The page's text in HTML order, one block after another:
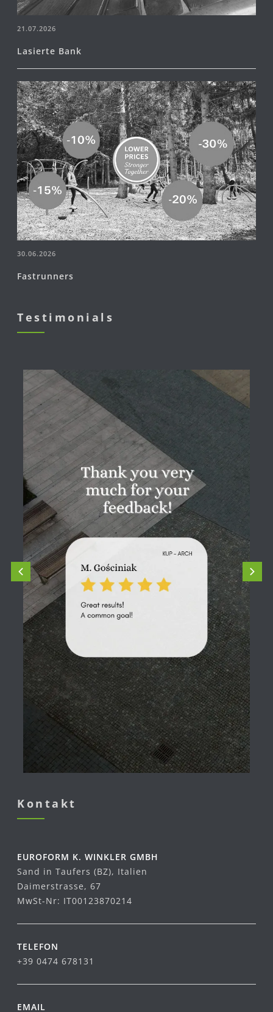
21.07.2026
Lasierte Bank
30.06.2026
Fastrunners
Testimonials
Kontakt
EUROFORM K. WINKLER GMBH
Sand in Taufers (BZ), Italien
Daimerstrasse, 67
MwSt-Nr: IT00123870214
TELEFON
+39 0474 678131
EMAIL